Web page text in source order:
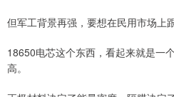
但军工背景再强，要想在民用市场上
18650电芯这个东西，看起来就是一
高。